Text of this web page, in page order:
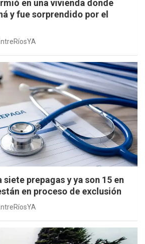
en una vivienda donde
y fue sorprendido por el
siete prepagas y ya son 15 en
en proceso de exclusión